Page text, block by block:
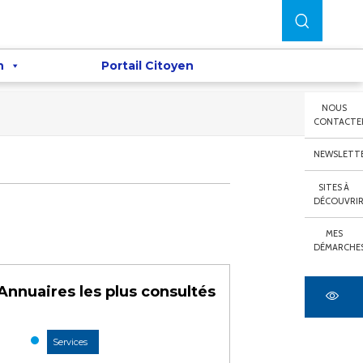
Portail Citoyen
NOUS
SITES À
MES
les plus consultés
Services